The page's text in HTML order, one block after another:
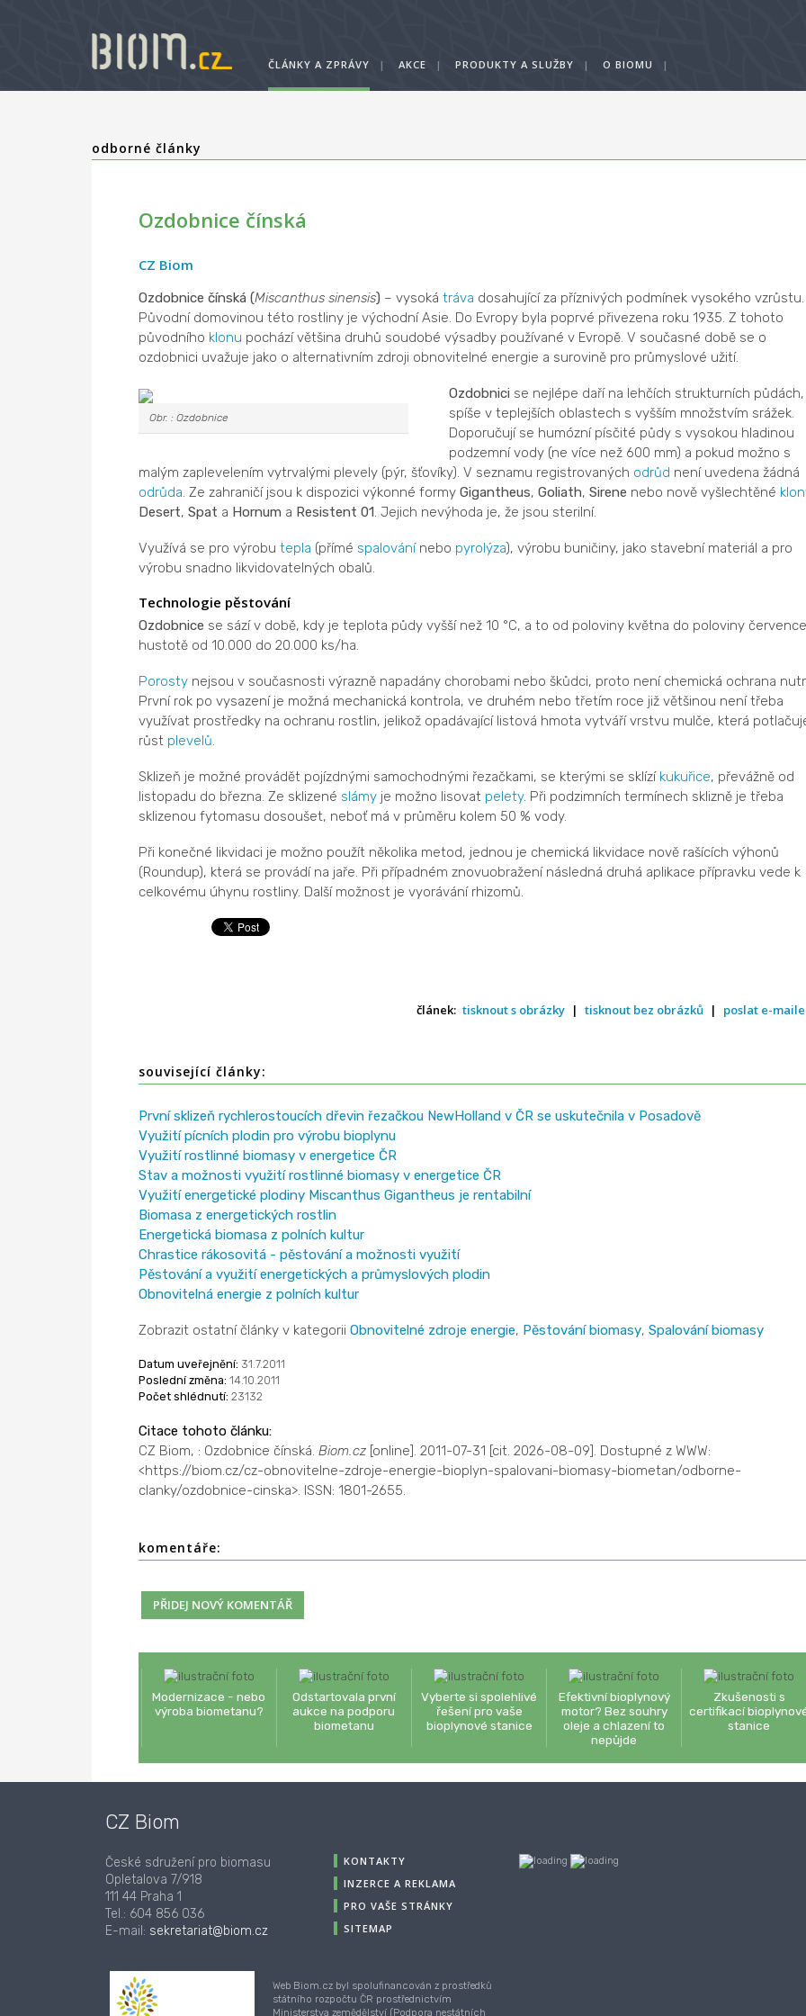
ČLÁNKY A ZPRÁVY | AKCE | PRODUKTY A SLUŽBY | O BIOMU |
odborné články
Ozdobnice čínská
CZ Biom
Ozdobnice čínská (Miscanthus sinensis) – vysoká tráva dosahující za příznivých podmínek vysokého vzrůstu.
Původní domovinou této rostliny je východní Asie. Do Evropy byla poprvé přivezena roku 1935. Z tohoto
původního klonu pochází většina druhů soudobé výsadby používané v Evropě. V současné době se o
ozdobnici uvažuje jako o alternativním zdroji obnovitelné energie a surovině pro průmyslové užití.
Obr. : Ozdobnice
Ozdobnici se nejlépe daří na lehčích strukturních půdách,
spíše v teplejších oblastech s vyšším množstvím srážek.
Doporučují se humózní písčité půdy s vysokou hladinou
podzemní vody (ne více než 600 mm) a pokud možno s
malým zaplevelením vytrvalými plevely (pýr, šťovíky). V seznamu registrovaných odrůd není uvedena žádná
odrůda. Ze zahraničí jsou k dispozici výkonné formy Gigantheus, Goliath, Sirene nebo nově vyšlechtěné
Desert, Spat a Hornum a Resistent 01. Jejich nevýhoda je, že jsou sterilní.
Využívá se pro výrobu tepla (přímé spalovánínebo pyrolýza), výrobu buničiny, jako stavební materiál a pro
výrobu snadno likvidovatelných obalů.
Technologie pěstování
Ozdobnice se sází v době, kdy je teplota půdy vyšší než 10 °C, a to od poloviny května do poloviny
hustotě od 10.000 do 20.000 ks/ha.
Porostynejsou v současnosti výrazně napadány chorobami nebo škůdci, proto není chemická ochrana
První rok po vysazení je možná mechanická kontrola, ve druhém nebo třetím roce již většinou není třeba
využívat prostředky na ochranu rostlin, jelikož opadávající listová hmota vytváří vrstvu mulče, která
růst plevelů.
Sklizeň je možné provádět pojízdnými samochodnými řezačkami, se kterými se sklízí kukuřice, převážně od
listopadu do března. Ze sklizené slámyje možno lisovat pelety. Při podzimních termínech sklizně je třeba
sklizenou fytomasu dosoušet, neboť má v průměru kolem 50 % vody.
Při konečné likvidaci je možno použít několika metod, jednou je chemická likvidace nově rašících výhonů
(Roundup), která se provádí na jaře. Při případném znovuobražení následná druhá aplikace přípravku vede k
celkovému úhynu rostliny. Další možnost je vyorávání rhizomů.
článek: tisknout s obrázky | tisknout bez obrázků | poslat e-
související články:
První sklizeň rychlerostoucích dřevin řezačkou NewHolland v ČR se uskutečnila v Posadově
Využití pícních plodin pro výrobu bioplynu
Využití rostlinné biomasy v energetice ČR
Stav a možnosti využití rostlinné biomasy v energetice ČR
Využití energetické plodiny Miscanthus Gigantheus je rentabilní
Biomasa z energetických rostlin
Energetická biomasa z polních kultur
Chrastice rákosovitá - pěstování a možnosti využití
Pěstování a využití energetických a průmyslových plodin
Obnovitelná energie z polních kultur
Zobrazit ostatní články v kategorii Obnovitelné zdroje energie, Pěstování biomasy, Spalování biomasy
Datum uveřejnění: 31.7.2011
Poslední změna: 14.10.2011
Počet shlédnutí: 23132
Citace tohoto článku:
CZ Biom, : Ozdobnice čínská. Biom.cz[online]. 2011-07-31 [cit. 2026-08-09]. Dostupné z WWW:
<https://biom.cz/cz-obnovitelne-zdroje-energie-bioplyn-spalovani-biomasy-biometan/odborne-
clanky/ozdobnice-cinska>. ISSN: 1801-2655.
komentáře:
Modernizace - nebo
výroba biometanu?
Odstartovala první
aukce na podporu
biometanu
Vyberte si spolehlivé
řešení pro vaše
bioplynové stanice
Efektivní bioplynový
motor? Bez souhry
oleje a chlazení to
nepůjde
Zkušenosti s
certifikací
stanice
CZ Biom
České sdružení pro biomasu
Opletalova 7/918
111 44 Praha 1
Tel.: 604 856 036
E-mail: sekretariat@biom.cz
KONTAKTY
INZERCE A REKLAMA
PRO VAŠE STRÁNKY
SITEMAP
Web Biom.cz byl spolufinancován z prostředků
státního rozpočtu ČR prostřednictvím
Ministerstva zemědělství (Podpora nestátních